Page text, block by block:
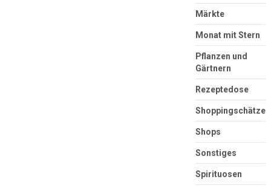
Märkte
Monat mit Stern
Pflanzen und
Gärtnern
Rezeptedose
Shoppingschätze
Shops
Sonstiges
Spirituosen